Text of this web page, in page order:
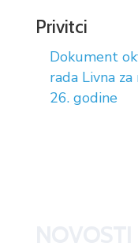
Privitci
Dokument
rada Livna
26. godine